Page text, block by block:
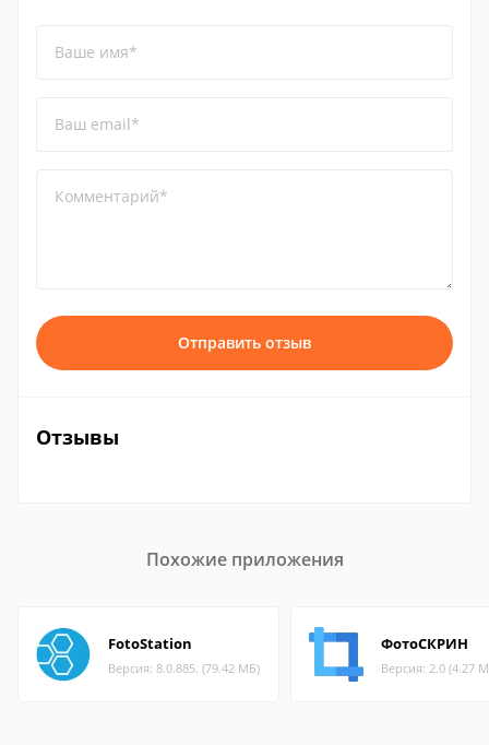
Ваше имя*
Ваш email*
Комментарий*
Отправить отзыв
Отзывы
Похожие приложения
FotoStation
Версия: 8.0.885. (79.42 МБ)
ФотоСКРИН
Версия: 2.0 (4.27